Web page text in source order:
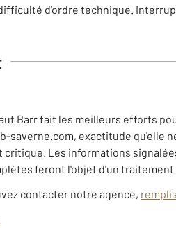
d'ordre technique.
Barr fait les meilleurs efforts
saverne.com, exactitude qu'elle
Les informations
feront l'objet d'un traitement
contacter notre agence,